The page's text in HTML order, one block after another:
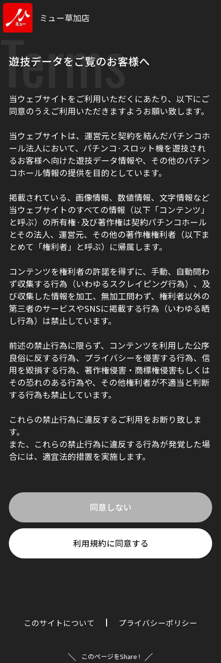
ミュー草加店
Terms
遊技データをご覧のお客様へ
当ウェブサイトをご利用いただくにあたり、以下にご
同意のうえご利用いただきますようお願い致します。
当ウェブサイトは、運営元と契約を結んだパチンコホ
ール法人において、パチンコ·スロット機を遊技され
るお客様へ向けた遊技データ情報や、その他のパチン
コホール情報の提供を目的としています。
掲載されている、画像情報、数値情報、文字情報など
当ウェブサイトのすべての情報（以下「コンテンツ」
と呼ぶ）の所有権·及び著作権は契約パチンコホール
とその法人、運営元、その他の著作権権利者（以下ま
とめて「権利者」と呼ぶ）に帰属します。
コンテンツを権利者の許諾を得ずに、手動、自動問わ
ず収集する行為（いわゆるスクレイピング行為）、及
び収集した情報を加工、無加工問わず、権利者以外の
第三者のサービスやSNSに掲載する行為（いわゆる晒
し行為）は禁止しています。
前述の禁止行為に限らず、コンテンツを利用した公序
良俗に反する行為、プライバシーを侵害する行為、信
用を毀損する行為、著作権侵害・商標権侵害もしくは
その恐れのある行為や、その他権利者が不適当と判断
する行為も禁止しています。
これらの禁止行為に違反するご利用をお断り致しま
す。
また、これらの禁止行為に違反する行為が発覚した場
合には、適宜法的措置を実施します。
同意しない
利用規約に同意する
このサイトについて プライバシーポリシー
このページをShare !